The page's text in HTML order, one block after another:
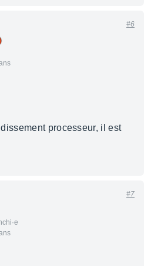
#6
processeur, il est
#7